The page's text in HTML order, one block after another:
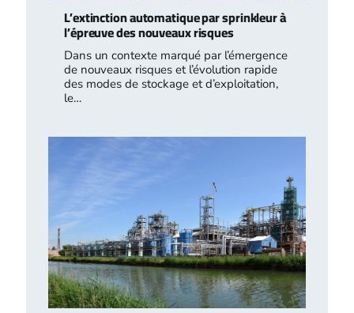
L’extinction automatique par sprinkleur à
l’épreuve des nouveaux risques
Dans un contexte marqué par l’émergence
de nouveaux risques et l’évolution rapide
des modes de stockage et d’exploitation,
le…